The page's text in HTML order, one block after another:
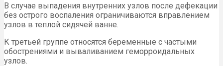
В случае выпадения внутренних узлов после дефекации
без острого воспаления ограничиваются вправлением
узлов в теплой сидячей ванне.
К третьей группе относятся беременные с частыми
обострениями и вываливанием геморроидальных
узлов.